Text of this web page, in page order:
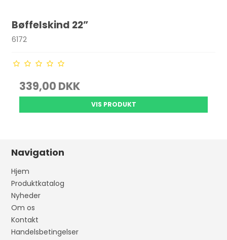
Bøffelskind 22”
6172
339,00 DKK
VIS PRODUKT
Navigation
Hjem
Produktkatalog
Nyheder
Om os
Kontakt
Handelsbetingelser